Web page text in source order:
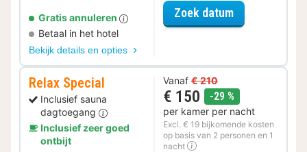
Gratis annuleren
Betaal in het hotel
Bekijk details en opties
Zoek datumvoor Late
Relax Special
Inclusief sauna
dagtoegang
Inclusief zeer goed
ontbijt
Vanaf € 210
€ 150 -29 %
per kamer per nacht
Excl. € 19 bijkomende kosten
op basis van 2 personen en 1
nacht